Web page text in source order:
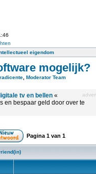
eigendom
mogelijk?
Moderator Team
tv en bellen «
en bespaar geld door over te
Pagina 1 van 1